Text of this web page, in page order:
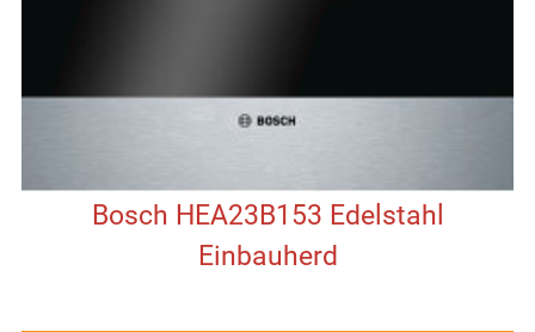
Bosch HEA23B153 Edelstahl
Einbauherd